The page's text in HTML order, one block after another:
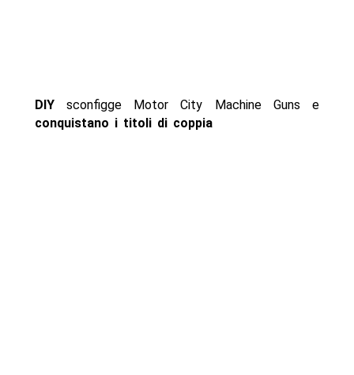
DIYsconfigge Motor City Machine Guns e
conquistano i titoli di coppia